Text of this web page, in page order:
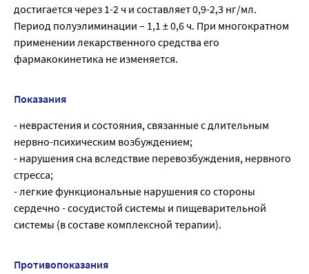
достигается через 1-2 ч и составляет 0,9-2,3 нг/мл.
Период полуэлиминации – 1,1 ± 0,6 ч. При многократном
применении лекарственного средства его
фармакокинетика не изменяется.
Показания
- неврастения и состояния, связанные с длительным
нервно-психическим возбуждением;
- нарушения сна вследствие перевозбуждения, нервного
стресса;
- легкие функциональные нарушения со стороны
сердечно - сосудистой системы и пищеварительной
системы (в составе комплексной терапии).
Противопоказания